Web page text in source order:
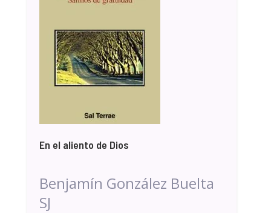
En el aliento de Dios
Benjamín González Buelta
SJ